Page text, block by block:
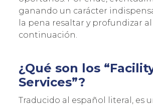
ganando un carácter
la pena resaltar y profundizar
continuación.
¿Qué son los
Services”?
Traducido al español literal, es